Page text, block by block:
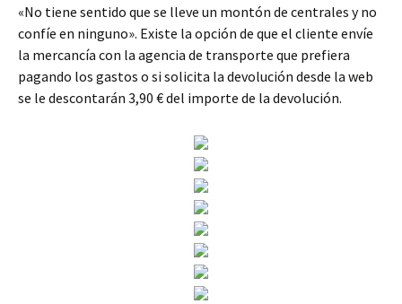
«No tiene sentido que se lleve un montón de centrales y no
confíe en ninguno». Existe la opción de que el cliente envíe
la mercancía con la agencia de transporte que prefiera
pagando los gastos o si solicita la devolución desde la web
se le descontarán 3,90 € del importe de la devolución.